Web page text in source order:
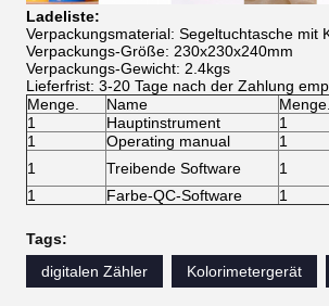
Ladeliste:
Verpackungsmaterial: Segeltuchtasche mit
Verpackungs-Größe: 230x230x240mm
Verpackungs-Gewicht: 2.4kgs
Lieferfrist: 3-20 Tage nach der Zahlung
Menge.
Name Menge.
1
Hauptinstrument 1
1
Operating manual 1
1
Treibende Software 1
1
Farbe-QC-Software 1
Tags:
digitalen Zähler
Kolorimetergerät